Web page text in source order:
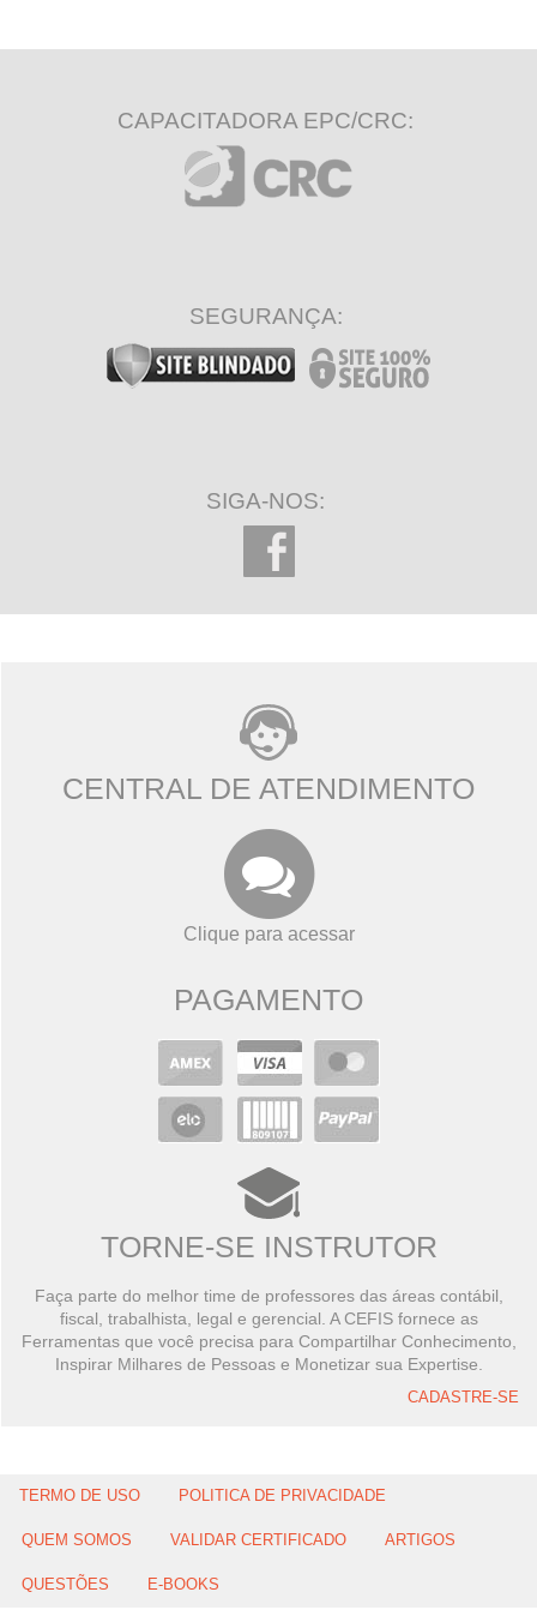
CAPACITADORA EPC/CRC:
SEGURANÇA:
SIGA-NOS:
CENTRAL DE ATENDIMENTO
Clique para acessar
PAGAMENTO
TORNE-SE INSTRUTOR
Faça parte do melhor time de professores das áreas contábil,
fiscal, trabalhista, legal e gerencial. A CEFIS fornece as
Ferramentas que você precisa para Compartilhar Conhecimento,
Inspirar Milhares de Pessoas e Monetizar sua Expertise.
CADASTRE-SE
TERMO DE USO POLITICA DE PRIVACIDADE
QUEM SOMOS VALIDAR CERTIFICADO ARTIGOS
QUESTÕES E-BOOKS